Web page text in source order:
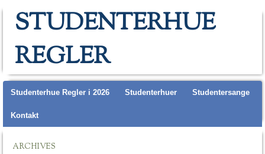
STUDENTERHUE
REGLER
Main menu
Studenterhue Regler i 2026 Studenterhuer Studentersange
Kontakt
ARCHIVES